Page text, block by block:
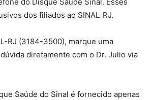
dos filiados ao SINAL-RJ.
RJ (3184-3500), marque uma
diretamente com o Dr. Julio via
Saúde do Sinal é fornecido apenas